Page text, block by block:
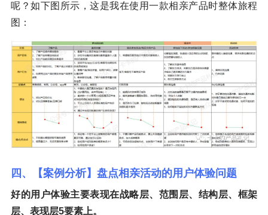
呢？如下图所示，这是我在使用一款相亲产品时整体旅程
图：
四、【案例分析】盘点相亲活动的用户体验问题
好的用户体验主要表现在战略层、范围层、结构层、框架
层、表现层5要素上。